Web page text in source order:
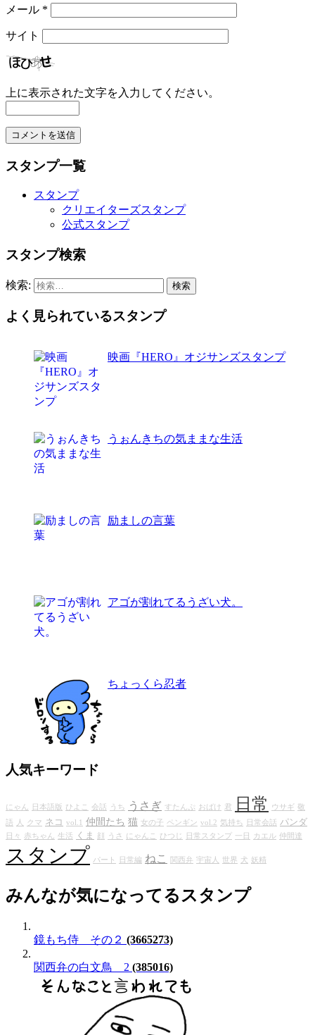
メール *
サイト
上に表示された文字を入力してください。
スタンプ一覧
スタンプ
クリエイターズスタンプ
公式スタンプ
スタンプ検索
検索:
よく見られているスタンプ
映画『HERO』オジサンズスタンプ
うぉんきちの気ままな生活
励ましの言葉
アゴが割れてるうざい犬。
ちょっくら忍者
人気キーワード
にゃん 日本語版 ひよこ 会話 うち うさぎ すたんぷ おばけ 君 日常 ウサギ 敬
語
人 クマ ネコ vol.1 仲間たち 猫 女の子 ペンギン vol.2 気持ち 日常会話 パンダ
日々 赤ちゃん 生活 くま 顔 うさ にゃんこ ひつじ 日常スタンプ 一日 カエル 仲間達
スタンプ パート 日常編 ねこ 関西弁 宇宙人 世界 犬 妖精
みんなが気になってるスタンプ
鏡もち侍 その２ (3665273)
関西弁の白文鳥 2 (385016)